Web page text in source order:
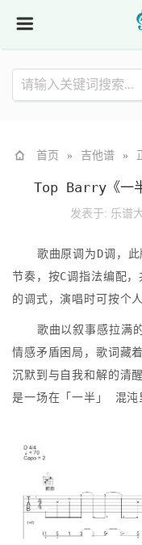
首页 » 吉他谱 »
Top Barry《一
发表于: 乐谱
歌曲原调为D调，
节奏，按C调指法编配
的调式，演唱时可按个
歌曲以叙事感拉满
情感矛盾困局，歌词藏
沉默到与自我和解的清
是一场在「一半」 混沌